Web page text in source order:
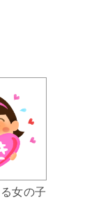
女の子